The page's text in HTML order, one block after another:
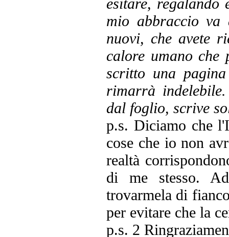
esitare, regalando
mio abbraccio
nuovi, che avete
calore umano che
scritto una
rimarrà
dal foglio, scrive
p.s. Diciamo che
cose che io non
realtà
di me stesso.
trovarmela di
per evitare che la
p.s. 2